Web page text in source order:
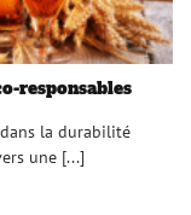
responsables
la durabilité
une [...]